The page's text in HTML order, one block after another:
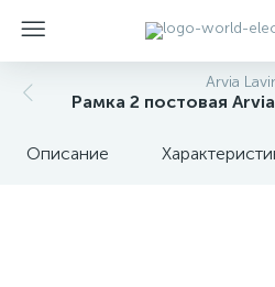
Arvia
Рамка 2 постовая
Описание